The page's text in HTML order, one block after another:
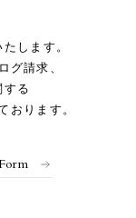
します。
グ請求、
る
おります。